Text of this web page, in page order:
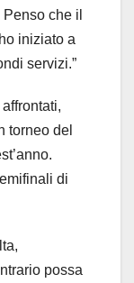
che il
iniziato a
servizi.”
torneo del
di
possa